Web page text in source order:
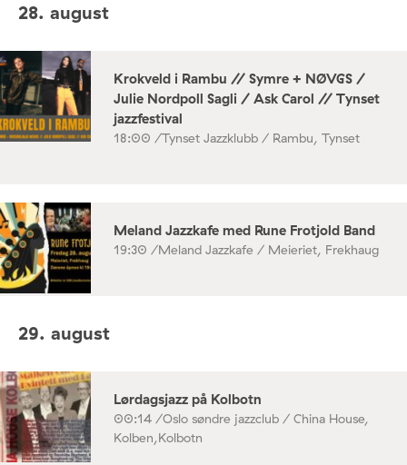
28. august
Krokveld i Rambu // Symre + NØVGS /
Julie Nordpoll Sagli / Ask Carol // Tynset
jazzfestival
18:00 /Tynset Jazzklubb / Rambu, Tynset
Meland Jazzkafe med Rune Frotjold Band
19:30 /Meland Jazzkafe / Meieriet, Frekhaug
29. august
Lørdagsjazz på Kolbotn
00:14 /Oslo søndre jazzclub / China House,
Kolben,Kolbotn